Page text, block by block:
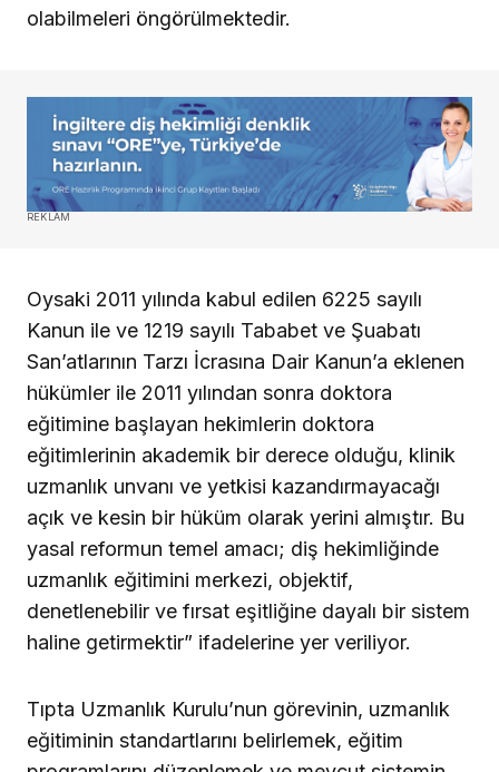
olabilmeleri öngörülmektedir.
REKLAM
Oysaki 2011 yılında kabul edilen 6225 sayılı
Kanun ile ve 1219 sayılı Tababet ve Şuabatı
San’atlarının Tarzı İcrasına Dair Kanun’a eklenen
hükümler ile 2011 yılından sonra doktora
eğitimine başlayan hekimlerin doktora
eğitimlerinin akademik bir derece olduğu, klinik
uzmanlık unvanı ve yetkisi kazandırmayacağı
açık ve kesin bir hüküm olarak yerini almıştır. Bu
yasal reformun temel amacı; diş hekimliğinde
uzmanlık eğitimini merkezi, objektif,
denetlenebilir ve fırsat eşitliğine dayalı bir sistem
haline getirmektir” ifadelerine yer veriliyor.
Tıpta Uzmanlık Kurulu’nun görevinin, uzmanlık
eğitiminin standartlarını belirlemek, eğitim